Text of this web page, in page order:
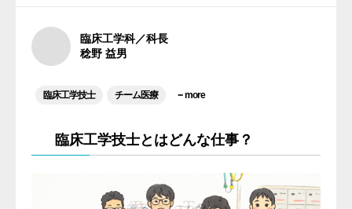
臨床工学科／科長
稔野 益男
臨床工学技士 チーム医療 ... more
臨床工学技士とはどんな仕事？